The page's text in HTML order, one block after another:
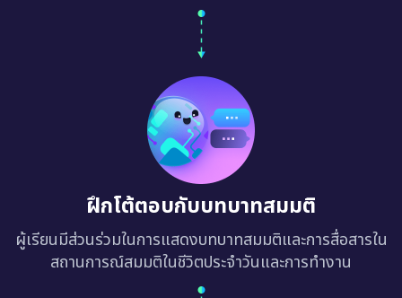
ฝึกโต้ตอบกับบทบาทสมมติ
ผู้เรียนมีส่วนร่วมในการแสดงบทบาทสมมติและการสื่อสารใน
สถานการณ์สมมติในชีวิตประจำวันและการทำงาน